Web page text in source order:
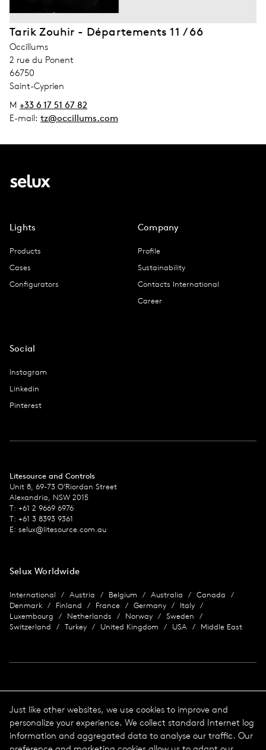
Tarik Zouhir - Départements 11 / 66
address_company
Occillums
address_street_1
2 rue du Ponent
address_zip_code
66750
address_city
Saint-Cyprien
M +33 6 17 51 67 82
E-mail: tz@occillums.com
Lights
Products
Cases
Configurators
Company
Profile
Sustainability
Contacts International
Career
Social
Instagram
Linkedin
Pinterest
Litesource and Controls
Unit 8, 69-73 O’Riordan Street
Alexandria, NSW 2015
T: +61 2 9669 6976
T: +61 3 8393 9361
E: selux@litesource.com.au
Selux Worldwide
International Austria Belgium Australia
Canada
Denmark
Finland France Germany
Italy
Luxembourg
Netherlands Norway
Sweden
Switzerland
Turkey United Kingdom USA Middle East
Data protection
Imprint
Terms & Conditions
Just like other websites, we use cookies to improve and
personalize your experience. We collect standard Internet log
information and aggregated data to analyse our traffic. Our